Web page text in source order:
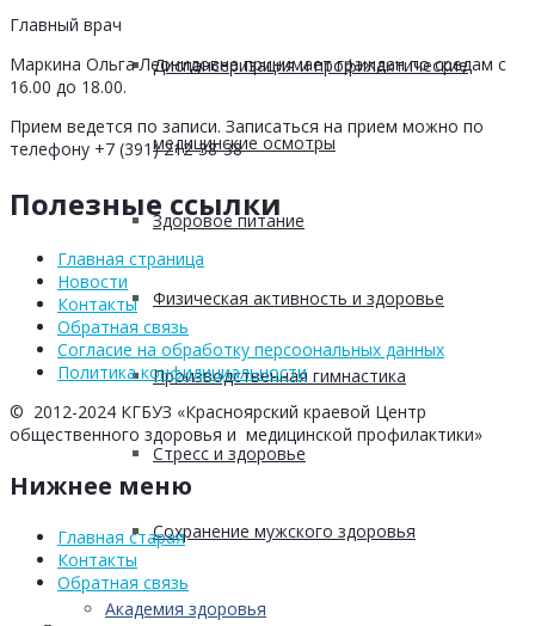
Диспансеризация и профилактические
медицинские осмотры
Здоровое питание
Физическая активность и здоровье
Производственная гимнастика
Стресс и здоровье
Сохранение мужского здоровья
Академия здоровья
Главный врач
Маркина Ольга Леонидовна принимает граждан по средам с
16.00 до 18.00.
Прием ведется по записи. Записаться на прием можно по
телефону +7 (391) 212-38-38
Полезные ссылки
Главная страница
Новости
Контакты
Обратная связь
Согласие на обработку персоональных данных
Политика конфидициальности
© 2012-2024 КГБУЗ «Красноярский краевой Центр
общественного здоровья и медицинской профилактики»
Нижнее меню
Главная старая
Контакты
Обратная связь